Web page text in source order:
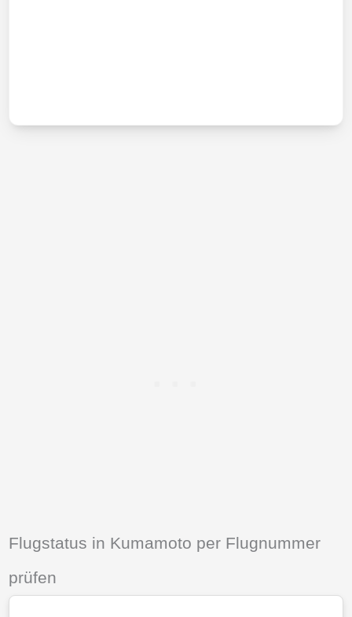
Flugstatus in Kumamoto per Flugnummer
prüfen